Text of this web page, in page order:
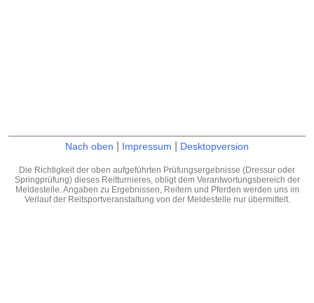
Nach oben Impressum Desktopversion
Die Richtigkeit der oben aufgeführten Prüfungsergebnisse (Dressur oder
Springprüfung) dieses Reitturnieres, obligt dem Verantwortungsbereich der
Meldestelle. Angaben zu Ergebnissen, Reitern und Pferden werden uns im
Verlauf der Reitsportveranstaltung von der Meldestelle nur übermittelt.